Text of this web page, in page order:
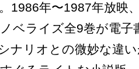
1986年〜1987年放映
ベライズ全9巻が電子
ナリオとの微妙な違